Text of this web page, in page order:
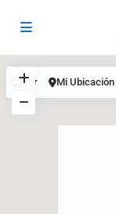
Ver Mi Ubicación